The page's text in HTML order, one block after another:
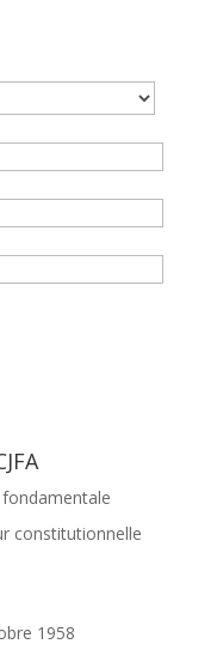
fondamentale
constitutionnelle
1958